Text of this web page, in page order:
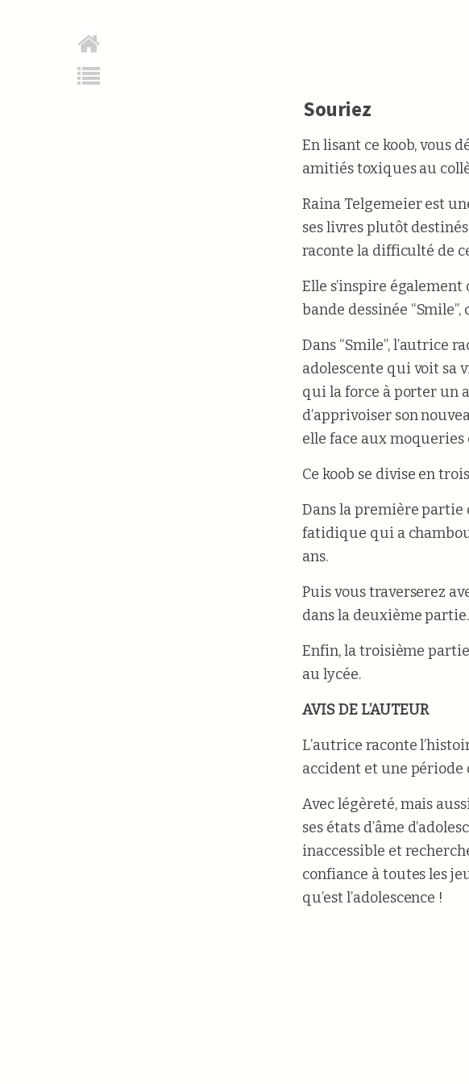
Souriez
En lisant ce koob, vous
amitiés toxiques au
Raina Telgemeier est
ses livres plutôt
raconte la difficulté de
Elle s’inspire également
bande dessinée “Smile”,
Dans “Smile”, l’autrice
adolescente qui voit sa
qui la force à porter un
d’apprivoiser son
elle face aux
Ce koob se divise en
Dans la première partie
fatidique qui a
ans.
Puis vous traverserez
dans la deuxième partie.
Enfin, la troisième
au lycée.
AVIS DE L’AUTEUR
L’autrice raconte
accident et une période
Avec légèreté, mais
ses états d’âme
inaccessible et
confiance à toutes les
qu’est l’adolescence !